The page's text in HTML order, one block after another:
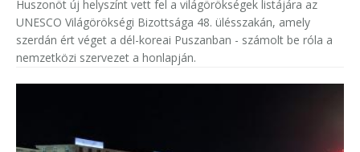
Huszonöt új helyszínt vett fel a világörökségek listájára az
UNESCO Világörökségi Bizottsága 48. ülésszakán, amely
szerdán ért véget a dél-koreai Puszanban - számolt be róla a
nemzetközi szervezet a honlapján.